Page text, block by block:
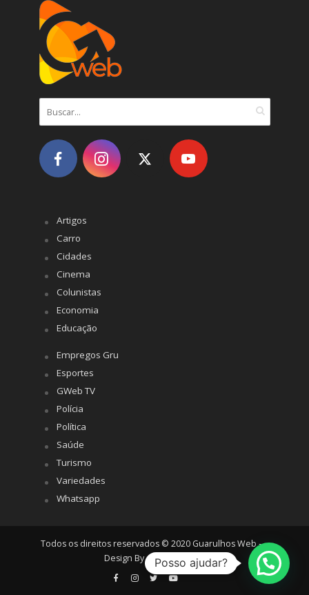
Artigos
Carro
Cidades
Cinema
Colunistas
Economia
Educação
Empregos Gru
Esportes
GWeb TV
Polícia
Política
Saúde
Turismo
Variedades
Whatsapp
Todos os direitos reservados © 2020 Guarulhos Web -
Design ByAgência Hiro
Posso ajudar?